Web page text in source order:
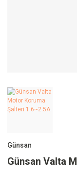
Günsan
Günsan Valta